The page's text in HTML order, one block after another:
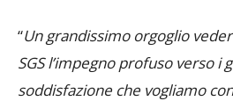
“Un grandissimo orgoglio
SGS l’impegno profuso verso i
soddisfazione che vogliamo